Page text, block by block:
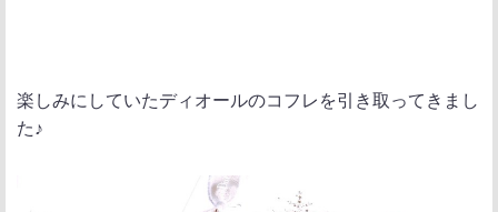
楽しみにしていたディオールのコフレを引き取ってきまし
た♪